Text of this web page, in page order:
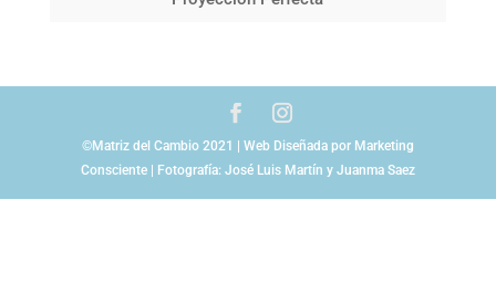
©Matriz del Cambio 2021 | Web Diseñada por Marketing
Consciente | Fotografía: José Luis Martín y Juanma Saez